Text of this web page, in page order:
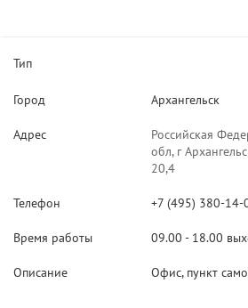
Тип
Город Архангельск
Адрес
Российская
обл, г
20,4
Телефон +7 (495) 380-14-
Время работы 09.00 - 18.00
Описание Офис, пункт